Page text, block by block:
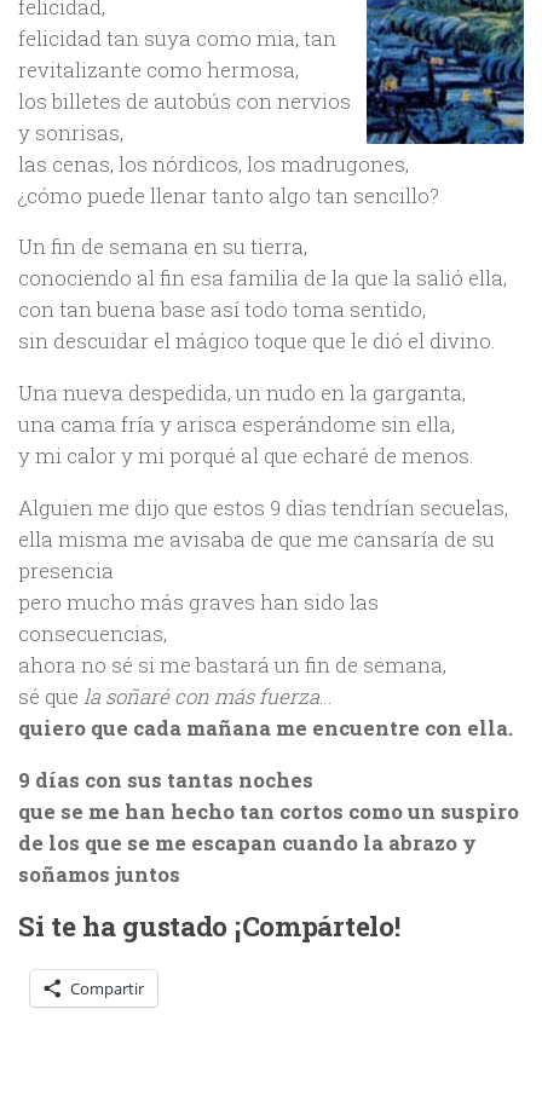
felicidad,
felicidad tan suya como mia, tan
revitalizante como hermosa,
los billetes de autobús con nervios
y sonrisas,
las cenas, los nórdicos, los madrugones,
¿cómo puede llenar tanto algo tan sencillo?
Un fin de semana en su tierra,
conociendo al fin esa familia de la que la salió ella,
con tan buena base así todo toma sentido,
sin descuidar el mágico toque que le dió el divino.
Una nueva despedida, un nudo en la garganta,
una cama fría y arisca esperándome sin ella,
y mi calor y mi porqué al que echaré de menos.
Alguien me dijo que estos 9 días tendrían secuelas,
ella misma me avisaba de que me cansaría de su
presencia
pero mucho más graves han sido las
consecuencias,
ahora no sé si me bastará un fin de semana,
sé que la soñaré con más fuerza…
quiero que cada mañana me encuentre con ella.
9 días con sus tantas noches
que se me han hecho tan cortos como un suspiro
de los que se me escapan cuando la abrazo y
soñamos juntos
Si te ha gustado ¡Compártelo!
Compartir